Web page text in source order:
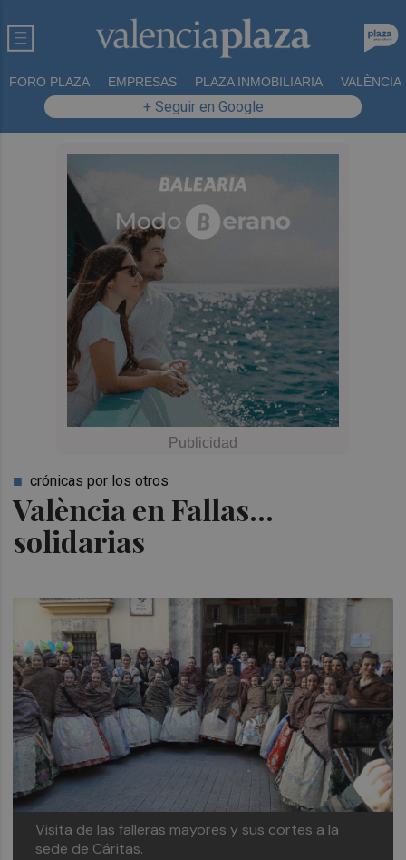
FORO PLAZA EMPRESAS PLAZA INMOBILIARIA VALÈNCIA
+ Seguir en Google
València en Fallas...
solidarias
crónicas por los otros
Visita de las falleras mayores y sus cortes a la
sede de Cáritas.